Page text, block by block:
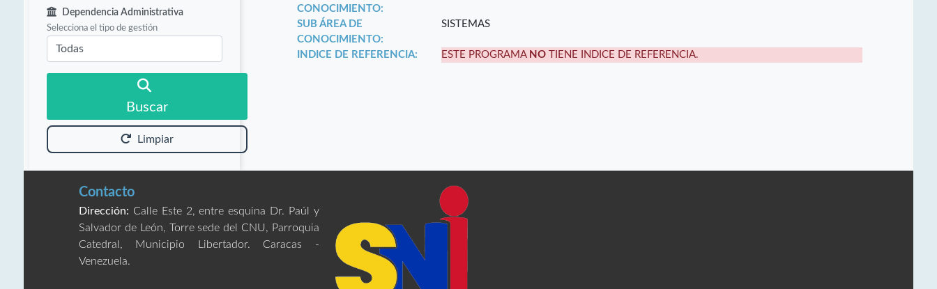
Dependencia Administrativa
Selecciona el tipo de gestión
Buscar
Limpiar
CONOCIMIENTO:
SUB ÁREA DE
CONOCIMIENTO:
SISTEMAS
INDICE DE REFERENCIA: ESTE PROGRAMA NO TIENE INDICE DE REFERENCIA.
Contacto
Dirección: Calle Este 2, entre esquina Dr. Paúl y
Salvador de León, Torre sede del CNU, Parroquia
Catedral, Municipio Libertador. Caracas -
Venezuela.